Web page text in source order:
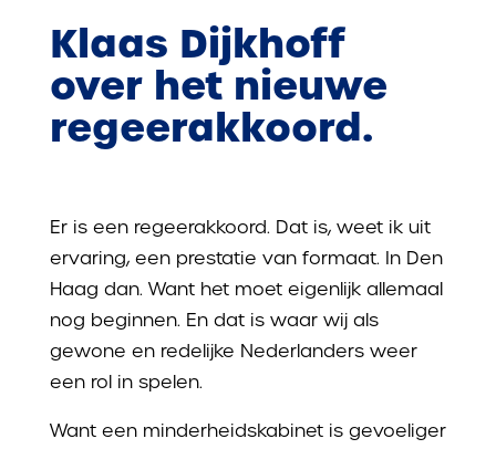
Klaas Dijkhoff
over het nieuwe
regeerakkoord.
Er is een regeerakkoord. Dat is, weet ik uit
ervaring, een prestatie van formaat. In Den
Haag dan. Want het moet eigenlijk allemaal
nog beginnen. En dat is waar wij als
gewone en redelijke Nederlanders weer
een rol in spelen.
Want een minderheidskabinet is gevoeliger